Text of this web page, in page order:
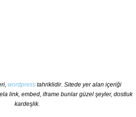
wordpresstahriklidir. Sitede yer alan içeriği
link, embed, iframe bunlar güzel şeyler, dostluk
kardeşlik.